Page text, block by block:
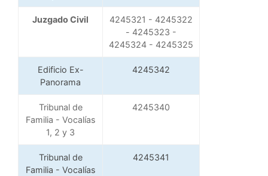
Juzgado Civil
4245321 - 4245322
- 4245323 -
4245324 - 4245325
Edificio Ex-
Panorama
4245342
Tribunal de
Familia - Vocalías
1, 2 y 3
4245340
Tribunal de
Familia - Vocalías
4245341